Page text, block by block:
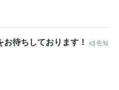
待ちしております！
告知